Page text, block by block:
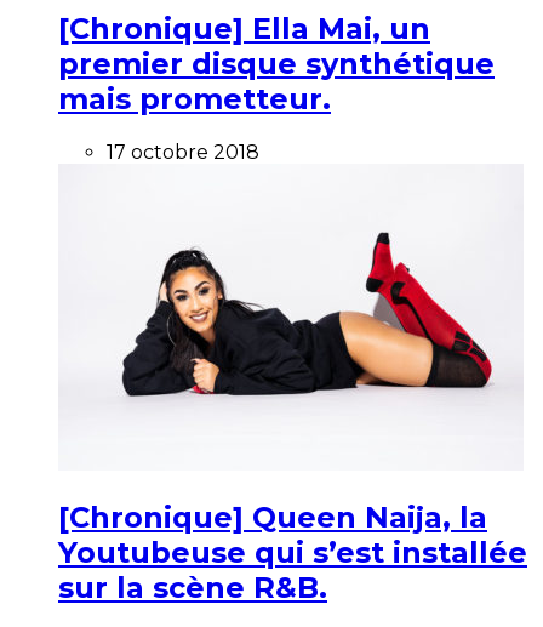
[Chronique] Ella Mai, un
premier disque synthétique
mais prometteur.
17 octobre 2018
[Chronique] Queen Naija, la
Youtubeuse qui s’est installée
sur la scène R&B.